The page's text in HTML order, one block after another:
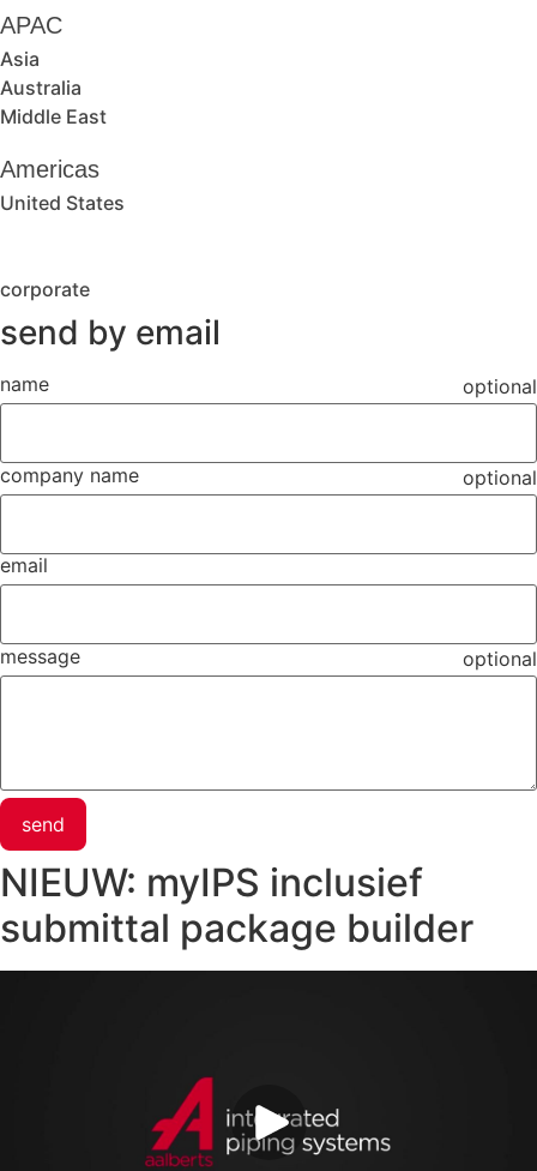
APAC
Asia
Australia
Middle East
Americas
United States
corporate
send by email
name optional
company name optional
email
message optional
send
NIEUW: myIPS inclusief
submittal package builder